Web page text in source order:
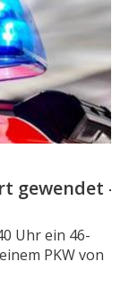
gewendet -
Uhr ein 46-
PKW von